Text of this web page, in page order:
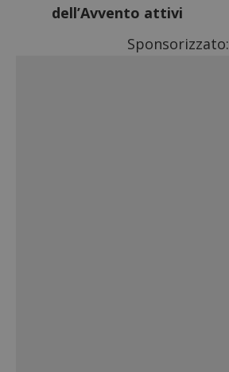
dell’Avvento attivi
Sponsorizzato: